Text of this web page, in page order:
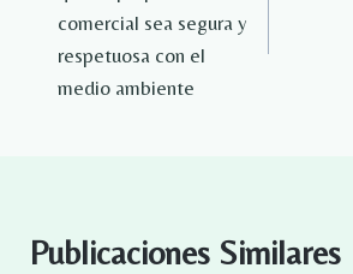
entradas
comercial sea segura y
respetuosa con el
medio ambiente
Publicaciones Similares